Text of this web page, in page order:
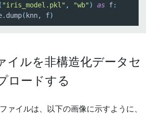
( "iris_model.pkl" , "wb" ) as f:
. dump(knn, f)
イルを非構造化データセ
ロードする
ァイルは、以下の画像に示すように、